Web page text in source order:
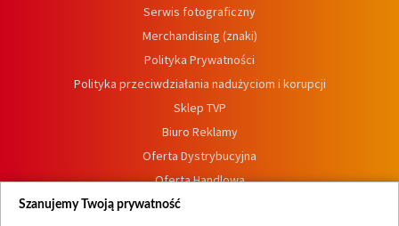
Serwis fotograficzny
Merchandising (znaki)
Polityka Prywatności
Polityka przeciwdziałania nadużyciom i korupcji
Sklep TVP
Biuro Reklamy
Oferta Dystrybucyjna
Oferta Handlowa
Dostępność
Szanujemy Twoją prywatność